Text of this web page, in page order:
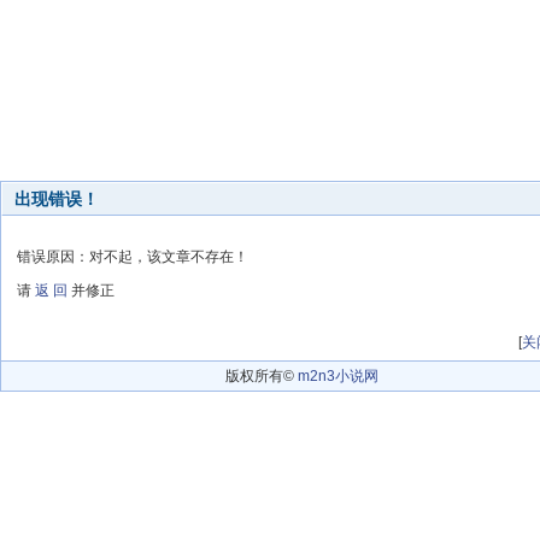
出现错误！
错误原因：对不起，该文章不存在！
请 返 回 并修正
[关
版权所有© m2n3小说网